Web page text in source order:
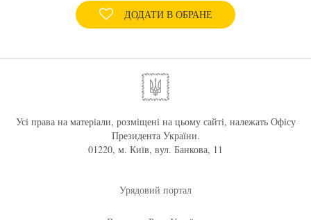
ДОДАТИ В ОБРАНЕ
Усі права на матеріали, розміщені на цьому сайті, належать Офісу
Президента України.
01220, м. Київ, вул. Банкова, 11
Урядовий портал